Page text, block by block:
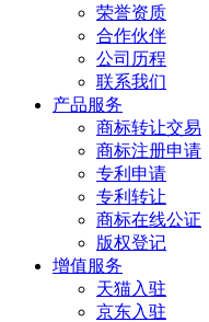
荣誉资质
合作伙伴
公司历程
联系我们
产品服务
商标转让交易
商标注册申请
专利申请
专利转让
商标在线公证
版权登记
增值服务
天猫入驻
京东入驻